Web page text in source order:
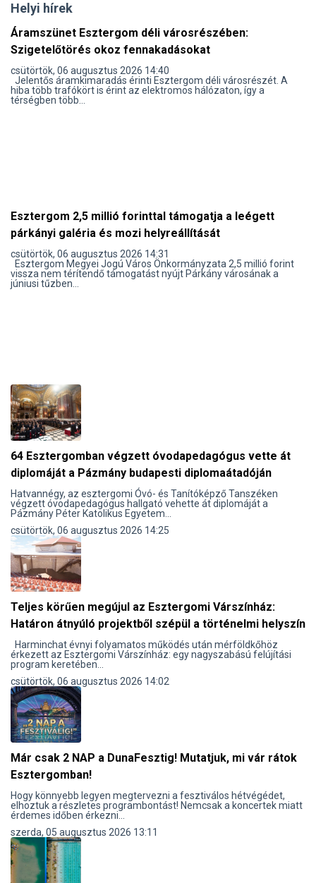
Helyi hírek
Áramszünet Esztergom déli városrészében:
Szigetelőtörés okoz fennakadásokat
csütörtök, 06 augusztus 2026 14:40
Jelentős áramkimaradás érinti Esztergom déli városrészét. A
hiba több trafókört is érint az elektromos hálózaton, így a
térségben több...
Esztergom 2,5 millió forinttal támogatja a leégett
párkányi galéria és mozi helyreállítását
csütörtök, 06 augusztus 2026 14:31
Esztergom Megyei Jogú Város Önkormányzata 2,5 millió forint
vissza nem térítendő támogatást nyújt Párkány városának a
júniusi tűzben...
64 Esztergomban végzett óvodapedagógus vette át
diplomáját a Pázmány budapesti diplomaátadóján
Hatvannégy, az esztergomi Óvó- és Tanítóképző Tanszéken
végzett óvodapedagógus hallgató vehette át diplomáját a
Pázmány Péter Katolikus Egyetem...
csütörtök, 06 augusztus 2026 14:25
Teljes körűen megújul az Esztergomi Várszínház:
Határon átnyúló projektből szépül a történelmi helyszín
Harminchat évnyi folyamatos működés után mérföldkőhöz
érkezett az Esztergomi Várszínház: egy nagyszabású felújítási
program keretében...
csütörtök, 06 augusztus 2026 14:02
Már csak 2 NAP a DunaFesztig! Mutatjuk, mi vár rátok
Esztergomban!
Hogy könnyebb legyen megtervezni a fesztiválos hétvégédet,
elhoztuk a részletes programbontást! Nemcsak a koncertek miatt
érdemes időben érkezni...
szerda, 05 augusztus 2026 13:11